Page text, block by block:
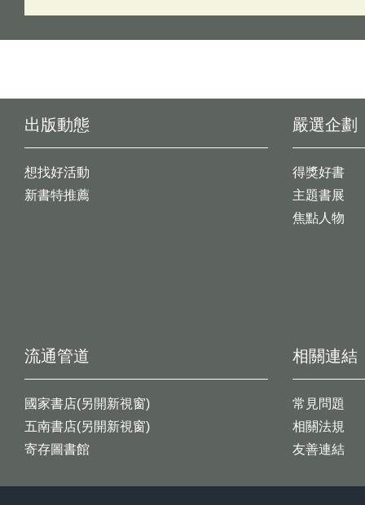
出版動態
想找好活動
新書特推薦
嚴選企劃
得獎好書
主題書展
焦點人物
流通管道
國家書店(另開新視窗)
五南書店(另開新視窗)
寄存圖書館
相關連結
常見問題
相關法規
友善連結